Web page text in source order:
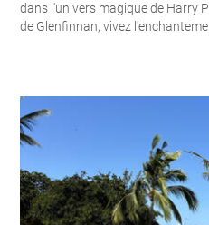
dans l'univers magique de Harry
de Glenfinnan, vivez